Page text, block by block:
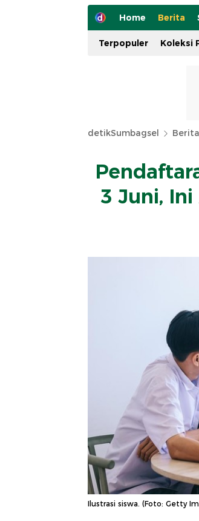
Home Berita
Terpopuler Koleksi
detikSumbagsel Berita
3 Juni,
Ilustrasi siswa. (Foto: Getty